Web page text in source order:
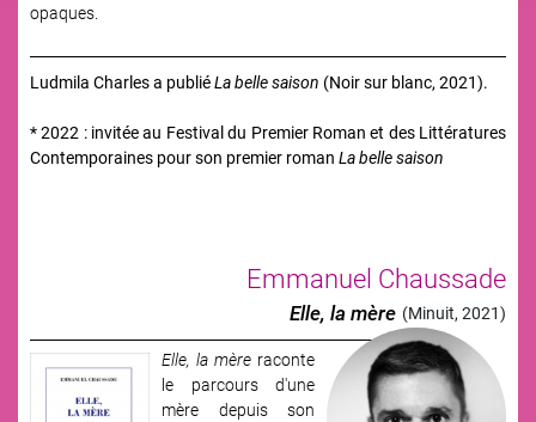
opaques.
Ludmila Charles a publiéLa belle saison (Noir sur blanc, 2021).
* 2022 : invitée au Festival du Premier Roman et des Littératures
Contemporaines pour son premier roman La belle saison
Emmanuel Chaussade
(Minuit, 2021)
Elle, la mère
Image Elle, la mère raconte
le parcours d'une
mère depuis son